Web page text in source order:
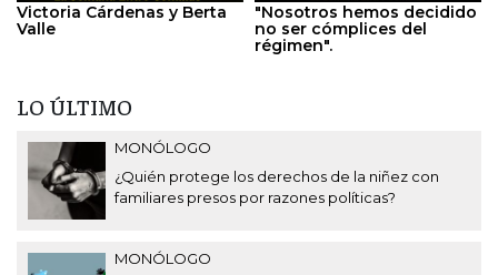
Victoria Cárdenas y Berta
Valle
"Nosotros hemos decidido
no ser cómplices del
régimen".
LO ÚLTIMO
MONÓLOGO
¿Quién protege los derechos de la niñez con
familiares presos por razones políticas?
MONÓLOGO